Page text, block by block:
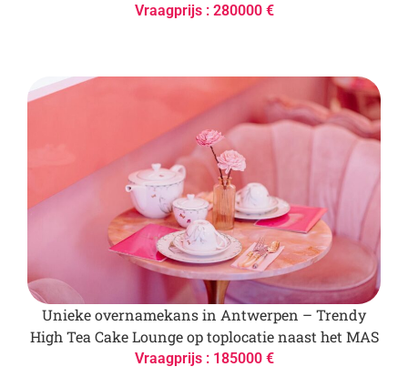
Vraagprijs : 280000 €
Unieke overnamekans in Antwerpen – Trendy
High Tea Cake Lounge op toplocatie naast het MAS
Vraagprijs : 185000 €